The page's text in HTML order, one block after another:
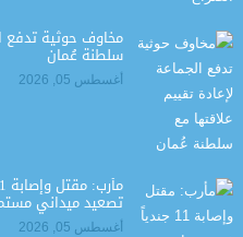
مخاوف حوثية تدفع
سلطنة عُمان
أغسطس 05, 2026
تصعيد ميداني
أغسطس 05, 2026